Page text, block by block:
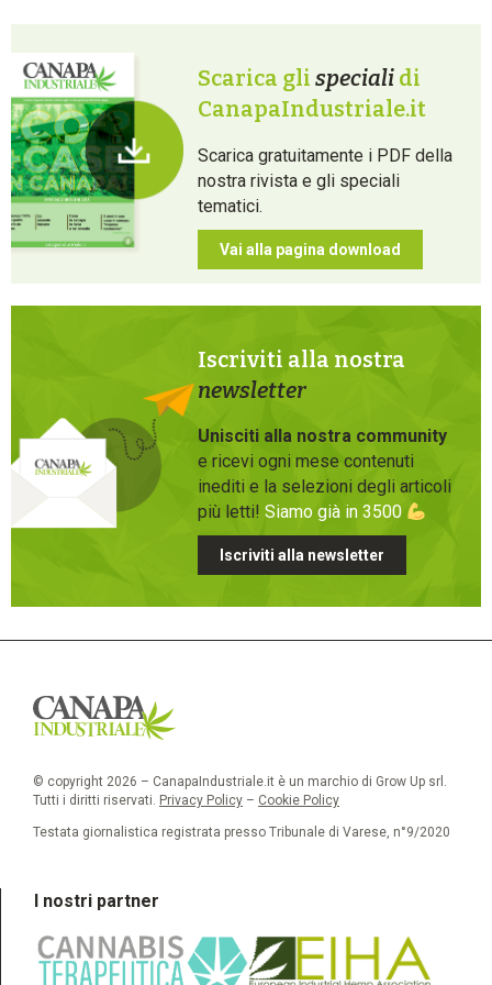
Scarica gli speciali di
CanapaIndustriale.it
Scarica gratuitamente i PDF della
nostra rivista e gli speciali
tematici.
Vai alla pagina download
Iscriviti alla nostra
newsletter
Unisciti alla nostra community
e ricevi ogni mese contenuti
inediti e la selezioni degli articoli
più letti! Siamo già in 3500
Iscriviti alla newsletter
© copyright 2026 – CanapaIndustriale.it è un marchio di Grow Up srl.
Tutti i diritti riservati. Privacy Policy – Cookie Policy
Testata giornalistica registrata presso Tribunale di Varese, n°9/2020
I nostri partner